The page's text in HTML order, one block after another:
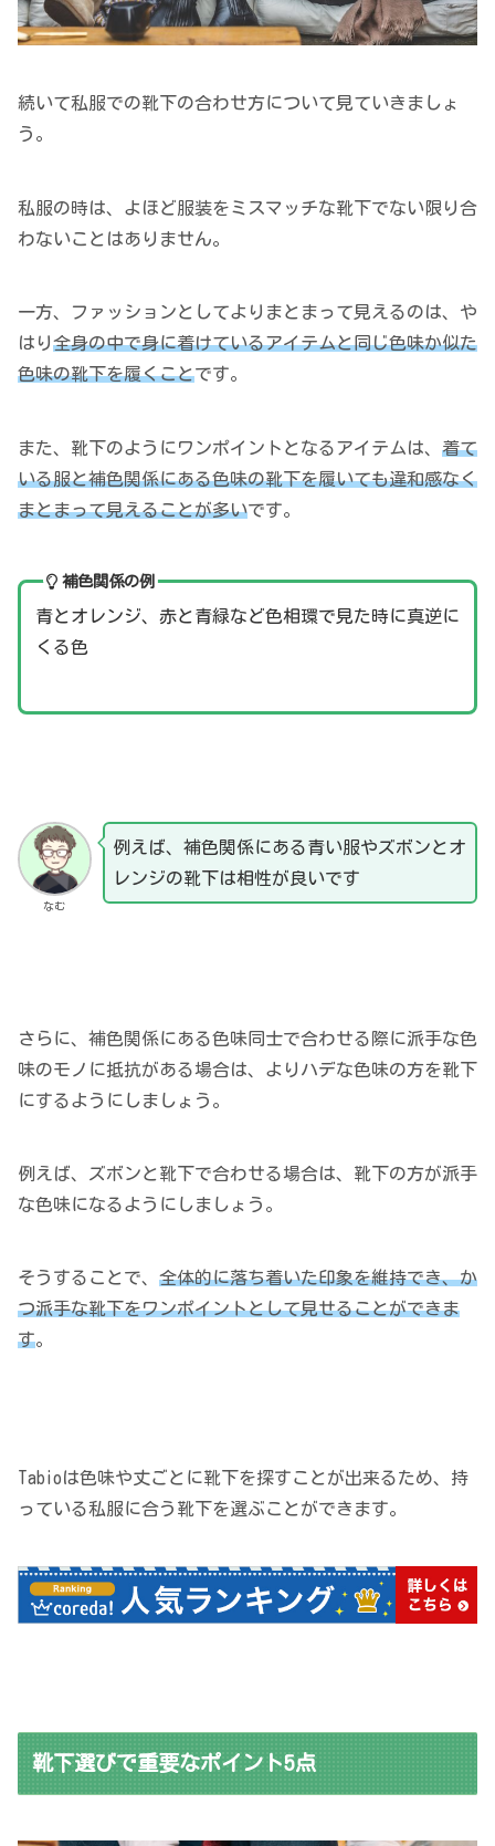
続いて私服での靴下の合わせ方について見ていきましょ
う。
私服の時は、よほど服装をミスマッチな靴下でない限り合
わないことはありません。
一方、ファッションとしてよりまとまって見えるのは、や
はり全身の中で身に着けているアイテムと同じ色味か似た
色味の靴下を履くことです。
また、靴下のようにワンポイントとなるアイテムは、 着て
いる服と補色関係にある色味の靴下を履いても違和感なく
まとまって見えることが多いです。
補色関係の例
青とオレンジ、赤と青緑など色相環で見た時に真逆に
くる色
なむ
例えば、補色関係にある青い服やズボンとオ
レンジの靴下は相性が良いです
さらに、補色関係にある色味同士で合わせる際に派手な色
味のモノに抵抗がある場合は、よりハデな色味の方を靴下
にするようにしましょう。
例えば、ズボンと靴下で合わせる場合は、靴下の方が派手
な色味になるようにしましょう。
そうすることで、 全体的に落ち着いた印象を維持でき、か
つ派手な靴下をワンポイントとして見せることができま
す。
Tabioは色味や丈ごとに靴下を探すことが出来るため、持
っている私服に合う靴下を選ぶことができます。
靴下選びで重要なポイント5点